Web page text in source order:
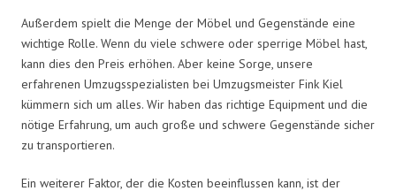
Außerdem spielt die Menge der Möbel und Gegenstände eine
wichtige Rolle. Wenn du viele schwere oder sperrige Möbel hast,
kann dies den Preis erhöhen. Aber keine Sorge, unsere
erfahrenen Umzugsspezialisten bei Umzugsmeister Fink Kiel
kümmern sich um alles. Wir haben das richtige Equipment und die
nötige Erfahrung, um auch große und schwere Gegenstände sicher
zu transportieren.
Ein weiterer Faktor, der die Kosten beeinflussen kann, ist der